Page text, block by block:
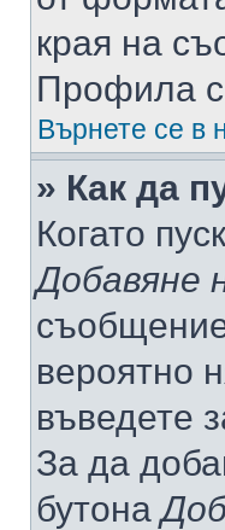
края на
Профила
Върнете се в
» Как да
Когато
Добавяне
вероятно
въведете
За да
бутона